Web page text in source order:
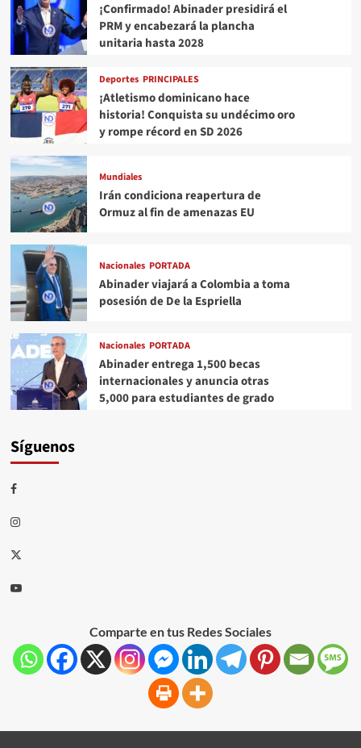
¡Confirmado! Abinader presidirá el
PRM y encabezará la plancha
unitaria hasta 2028
Deportes PRINCIPALES
¡Atletismo dominicano hace
historia! Conquista su undécimo oro
y rompe récord en SD 2026
Mundiales
Irán condiciona reapertura de
Ormuz al fin de amenazas EU
Nacionales PORTADA
Abinader viajará a Colombia a toma
posesión de De la Espriella
Nacionales PORTADA
Abinader entrega 1,500 becas
internacionales y anuncia otras
5,000 para estudiantes de grado
Síguenos
Comparte en tus Redes Sociales